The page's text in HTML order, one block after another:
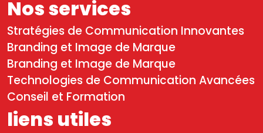
liens utiles
Nos services
Stratégies de Communication Innovantes
Branding et Image de Marque
Branding et Image de Marque
Technologies de Communication Avancées
Conseil et Formation